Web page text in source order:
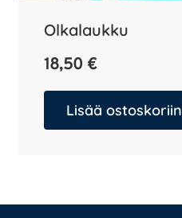
Olkalaukku
18,50 €
Lisää ostoskoriin